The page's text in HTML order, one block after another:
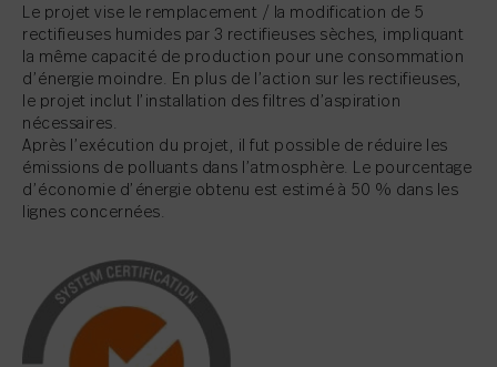
Le projet vise le remplacement / la modification de 5
rectifieuses humides par 3 rectifieuses sèches, impliquant
la même capacité de production pour une consommation
d’énergie moindre. En plus de l’action sur les rectifieuses,
le projet inclut l’installation des filtres d’aspiration
nécessaires.
Après l’exécution du projet, il fut possible de réduire les
émissions de polluants dans l’atmosphère. Le pourcentage
d’économie d’énergie obtenu est estimé à 50 % dans les
lignes concernées.